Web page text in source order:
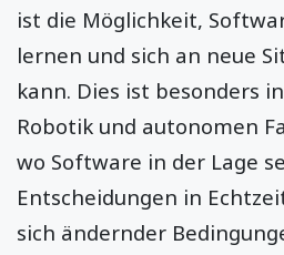
ist die Möglichkeit,
lernen und sich an neue
kann. Dies ist besonders
Robotik und autonomen
wo Software in der Lage
Entscheidungen in
sich ändernder